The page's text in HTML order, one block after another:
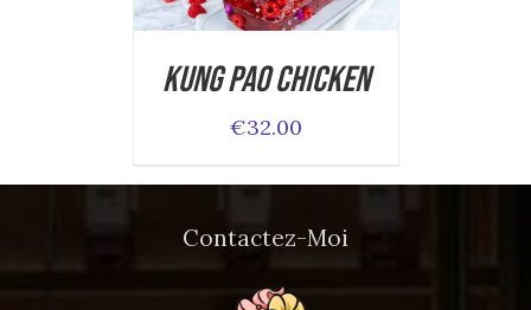
DETAILS
Kung Pao Chicken
€32.00
Contactez-Moi